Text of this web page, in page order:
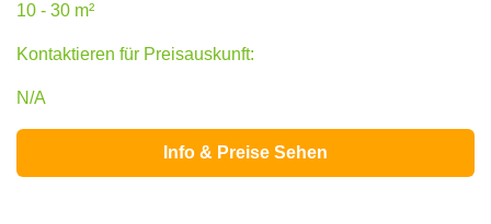
10 - 30 m²
Kontaktieren für Preisauskunft:
N/A
Info & Preise Sehen